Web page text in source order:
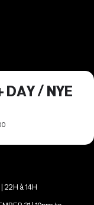
DAY / NYE
22H à 14H